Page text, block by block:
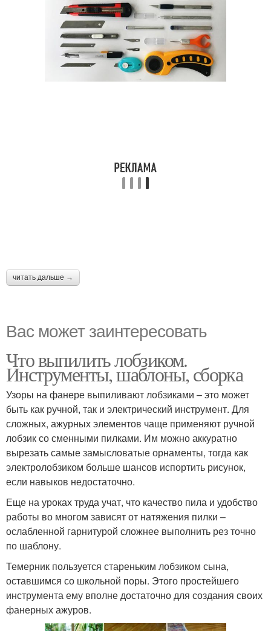
читать дальше →
Вас может заинтересовать
Что выпилить лобзиком.
Инструменты, шаблоны, сборка
Узоры на фанере выпиливают лобзиками – это может
быть как ручной, так и электрический инструмент. Для
сложных, ажурных элементов чаще применяют ручной
лобзик со сменными пилками. Им можно аккуратно
вырезать самые замысловатые орнаменты, тогда как
электролобзиком больше шансов испортить рисунок,
если навыков недостаточно.
Еще на уроках труда учат, что качество пила и удобство
работы во многом зависят от натяжения пилки –
ослабленной гарнитурой сложнее выполнить рез точно
по шаблону.
Темерник пользуется стареньким лобзиком сына,
оставшимся со школьной поры. Этого простейшего
инструмента ему вполне достаточно для создания своих
фанерных ажуров.